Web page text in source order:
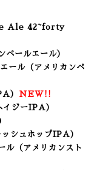
Ale 42~forty
ペールエール）
ル（アメリカンペ
） NEW!!
ジーIPA）
シュホップIPA）
（アメリカンスト